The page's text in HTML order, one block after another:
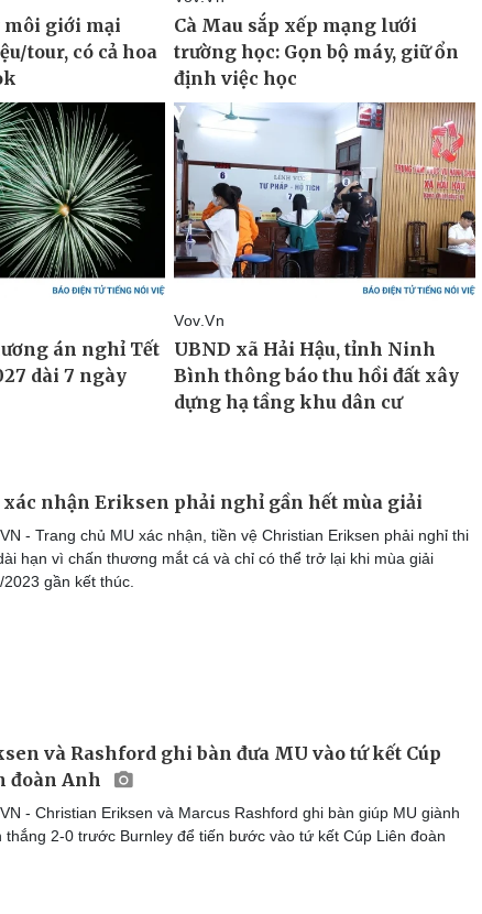
xác nhận Eriksen phải nghỉ gần hết mùa giải
- Trang chủ MU xác nhận, tiền vệ Christian Eriksen phải nghỉ thi
hạn vì chấn thương mắt cá và chỉ có thể trở lại khi mùa giải
2023 gần kết thúc.
và Rashford ghi bàn đưa MU vào tứ kết Cúp
đoàn Anh
- Christian Eriksen và Marcus Rashford ghi bàn giúp MU giành
thắng 2-0 trước Burnley để tiến bước vào tứ kết Cúp Liên đoàn